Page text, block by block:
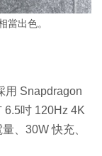
當出色。
用 Snapdragon
6.5吋 120Hz 4K
、30W 快充、